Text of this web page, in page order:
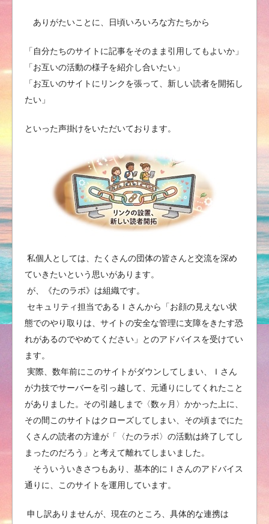
ありがたいことに、日頃いろいろな方たちから
「自分たちのサイトに記事をそのまま引用してもよいか」
「お互いの活動の様子を紹介し合いたい」
「お互いのサイトにリンクを張って、新しい読者を開拓し
たい」
といった声掛けをいただいております。
私個人としては、たくさんの団体の皆さんと交流を深め
ていきたいという思いがあります。
が、《たのラボ》は組織です。
セキュリティ担当であるＩさんから「お顔の見えない状
態でのやり取りは、サイトの安全な管理に支障をきたす恐
れがあるのでやめてください」とのアドバイスを受けてい
ます。
実際、数年前にこのサイトがダウンしてしまい、Ｉさん
が力技でサーバーを引っ越して、元通りにしてくれたこと
がありました。その引越しまで〈数ヶ月〉かかった上に、
その間このサイトはクローズしてしまい、その頃までにた
くさんの読者の方達が「〈たのラボ〉の活動は終了してし
まったのだろう」と考えて離れてしまいました。
そういういきさつもあり、基本的にＩさんのアドバイス
通りに、このサイトを運用しています。
申し訳ありませんが、現在のところ、具体的な連携は